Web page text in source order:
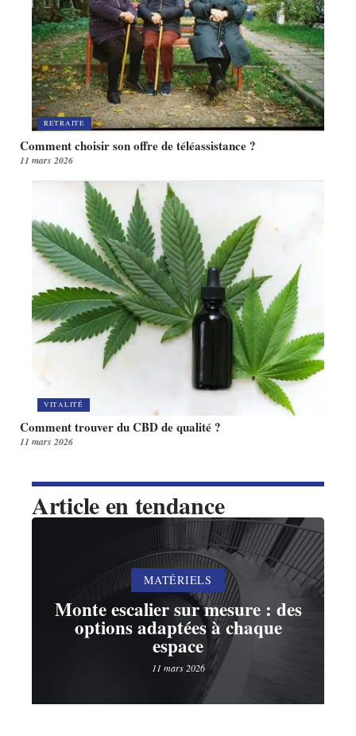
RETRAITE
Comment choisir son offre de téléassistance ?
11 mars 2026
VITALITÉ
Comment trouver du CBD de qualité ?
11 mars 2026
Article en tendance
MATÉRIELS
Monte escalier sur mesure : des
options adaptées à chaque
espace
11 mars 2026